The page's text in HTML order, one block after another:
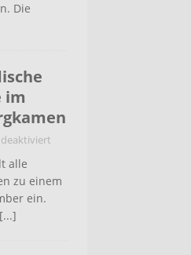
Die
im
alle
zu einem
ein.
[...]